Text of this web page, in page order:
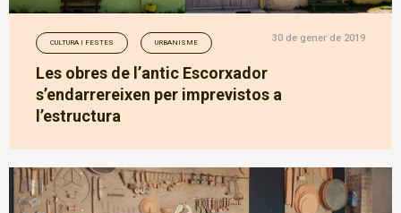
CULTURA I FESTES URBANISME 30 de gener de 2019
Les obres de l’antic Escorxador
s’endarrereixen per imprevistos a
l’estructura